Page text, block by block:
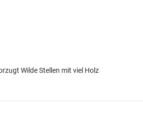
Wilde Stellen mit viel Holz